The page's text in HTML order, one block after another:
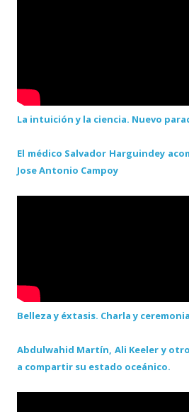
La intuición y la ciencia. Nuevo
El médico Salvador Harguindey
Jose Antonio Campoy
Belleza y éxtasis. Charla y
Abdulwahid Martín, Ali Keeler y
a compartir su estado oceánico.